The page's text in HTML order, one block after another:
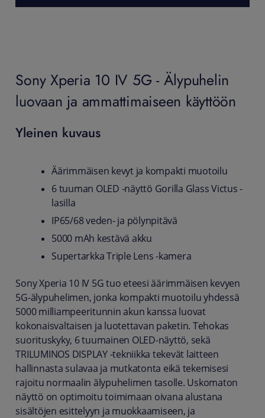
Sony Xperia 10 IV 5G - Älypuhelin
luovaan ja ammattimaiseen käyttöön
Yleinen kuvaus
Äärimmäisen kevyt ja kompakti muotoilu
6 tuuman OLED -näyttö Gorilla Glass Victus -
lasilla
IP65/68 veden- ja pölynpitävä
5000 mAh kestävä akku
Supertarkka Triple Lens -kamera
Sony Xperia 10 IV 5G tuo eteesi äärimmäisen kevyen
5G-älypuhelimen, jonka kompakti muotoilu yhdessä
5000 milliampeeritunnin akun kanssa luovat
kokonaisvaltaisen ja luotettavan paketin. Tehokas
suorituskyky, 6 tuumainen OLED-näyttö, sekä
TRILUMINOS DISPLAY -tekniikka tekevät laitteen
hallinnasta sulavaa ja mutkatonta eikä tekemisesi
rajoitu normaalin älypuhelimen tasolle. Uskomaton
näyttö on optimoitu toimimaan oivana alustana
sisältöjen esittelyyn ja muokkaamiseen, ja